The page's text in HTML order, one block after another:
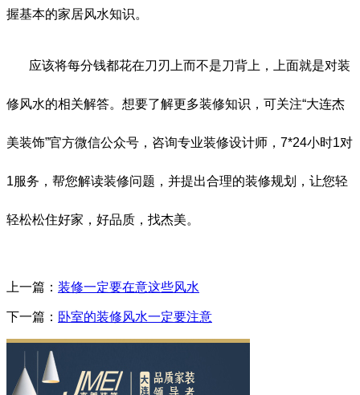
握基本的家居风水知识。
应该将每分钱都花在刀刃上而不是刀背上，上面就是对装
修风水的相关解答。想要了解更多装修知识，可关注“大连杰
美装饰”官方微信公众号，咨询专业装修设计师，7*24小时1对
1服务，帮您解读装修问题，并提出合理的装修规划，让您轻
轻松松住好家，好品质，找杰美。
上一篇： 装修一定要在意这些风水
下一篇： 卧室的装修风水一定要注意